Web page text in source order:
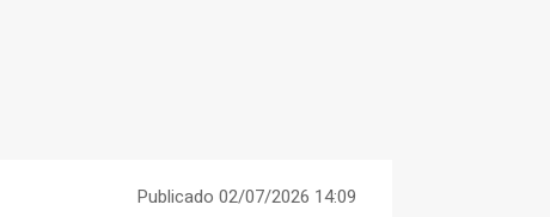
Publicado 02/07/2026 14:09